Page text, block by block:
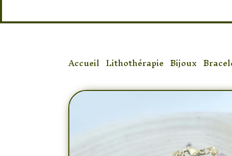
Accueil /Lithothérapie /Bijoux /